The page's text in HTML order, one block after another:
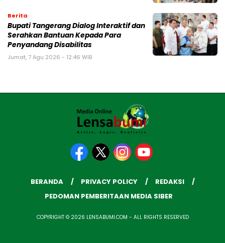
Berita
Bupati Tangerang Dialog Interaktif dan
Serahkan Bantuan Kepada Para
Penyandang Disabilitas
Jumat, 7 Agu 2026 - 12:46 WIB
BERANDA PRIVACY POLICY
REDAKSI
PEDOMAN PEMBERITAAN MEDIA SIBER
COPYRIGHT © 2026 LENSABUMI.COM - ALL RIGHTS RESERVED